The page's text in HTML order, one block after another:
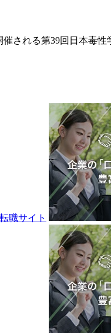
される第39回日本毒
職サイト